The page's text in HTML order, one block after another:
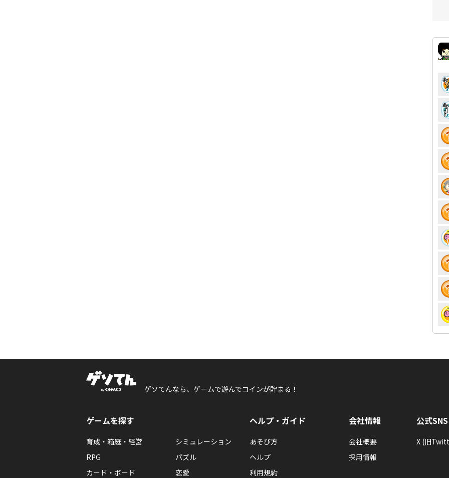
ゲソてんなら、ゲームで遊んでコインが貯まる！
ゲームを探す
育成・箱庭・経営
シミュレーション
RPG
パズル
カード・ボード
恋愛
ヘルプ・ガイド
あそび方
ヘルプ
利用規約
会社情報
会社概要
採用情報
公式SNS
X (旧